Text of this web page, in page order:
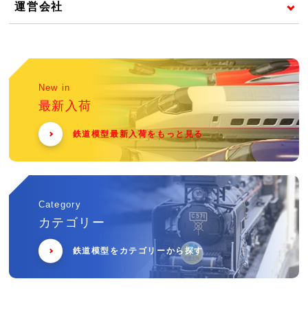
運営会社
New in
最新入荷
鉄道模型最新入荷をもっと見る
Category
カテゴリー
鉄道模型をカテゴリーから探す